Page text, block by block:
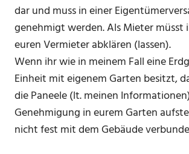
dar und muss in einer
genehmigt werden. Als Mieter müsst
euren Vermieter abklären (lassen).
Wenn ihr wie in meinem Fall eine
Einheit mit eigenem Garten besitzt,
die Paneele (lt. meinen
Genehmigung in eurem Garten
nicht fest mit dem Gebäude